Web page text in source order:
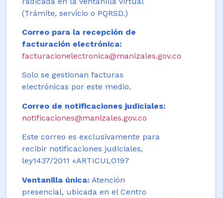
(Trámite, servicio o PQRSD.)
Correo para la recepción de
facturación electrónica:
facturacionelectronica@manizales.gov.co
Solo se gestionan facturas
electrónicas por este medio.
Correo de notificaciones judiciales:
notificaciones@manizales.gov.co
Este correo es exclusivamente para
recibir notificaciones judiciales,
ley1437/2011 «ARTICULO197
Ventanilla única: Atención
presencial, ubicada en el Centro